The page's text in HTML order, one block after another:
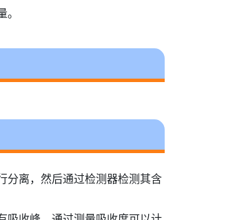
分离，然后通过检测器检测其含